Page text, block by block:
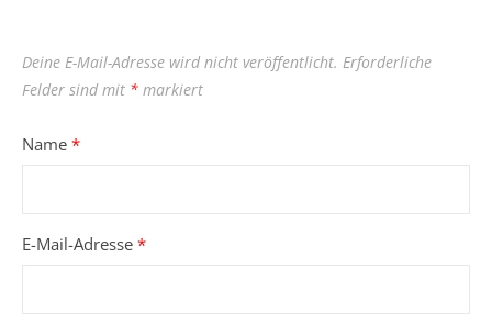
Deine E-Mail-Adresse wird nicht veröffentlicht. Erforderliche
Felder sind mit * markiert
Name *
E-Mail-Adresse *